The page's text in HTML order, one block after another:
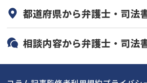
初回相談無料
土日
都道府県から弁護士・司法
北海道・東北
北海道 青森県
関東
相談内容から弁護士・司法